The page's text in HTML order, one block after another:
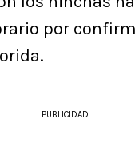
por
PUBLICIDAD